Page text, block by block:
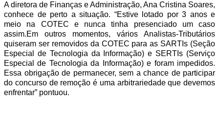
A diretora de Finanças e Administração, Ana Cristina Soares,
conhece de perto a situação. “Estive lotado por 3 anos e
meio na COTEC e nunca tinha presenciado um caso
assim.Em outros momentos, vários Analistas-Tributários
quiseram ser removidos da COTEC para as SARTIs (Seção
Especial de Tecnologia da Informação) e SERTIs (Serviço
Especial de Tecnologia da Informação) e foram impedidos.
Essa obrigação de permanecer, sem a chance de participar
do concurso de remoção é uma arbitrariedade que devemos
enfrentar” pontuou.